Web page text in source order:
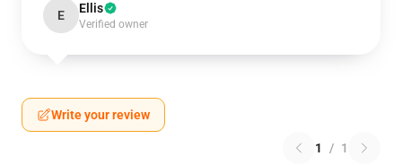
E Ellis
Verified owner
Write your review
1 / 1